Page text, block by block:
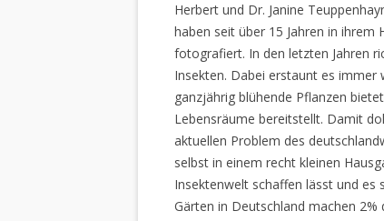
Herbert und Dr. Janine
haben seit über 15 Jahren in
fotografiert. In den letzten Jahren
Insekten. Dabei erstaunt es immer
ganzjährig blühende Pflanzen
Lebensräume bereitstellt. Damit
aktuellen Problem des
selbst in einem recht kleinen
Insektenwelt schaffen lässt und es
Gärten in Deutschland machen